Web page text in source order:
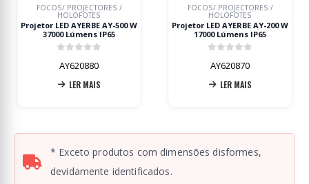
FOCOS/ PROJECTORES /
HOLOFOTES
Projetor LED AYERBE AY-200 W
17000 Lúmens IP65
AY620870
LER MAIS
FOCOS/ PROJECTORES /
HOLOFOTES
Projetor LED AYERBE AY-50 W
4500 Lúmens IP65
AY620855
LER MAIS
* Exceto produtos com dimensões disformes,
devidamente identificados.